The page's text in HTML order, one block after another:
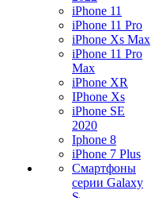
iPhone 11
iPhone 11 Pro
iPhone Xs Max
iPhone 11 Pro
Max
iPhone XR
IPhone Xs
iPhone SE
2020
Iphone 8
iPhone 7 Plus
Смартфоны
серии Galaxy